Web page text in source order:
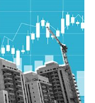
רכילות
עסקית
קריפטו